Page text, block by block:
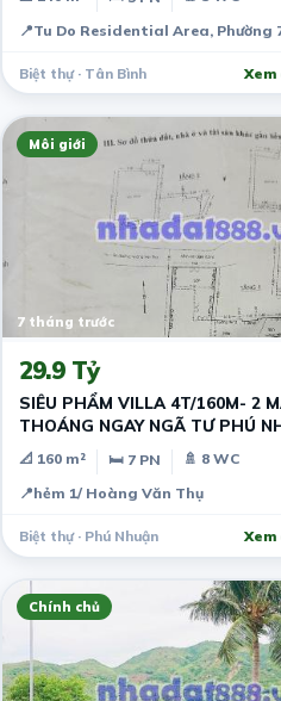
📍Tu Do Residential Area, Phường
Biệt thự · Tân Bình
Môi giới
7 tháng trước
29.9 Tỷ
SIÊU PHẨM VILLA 4T/160M- 2
THOÁNG NGAY NGÃ TƯ PHÚ
GẦN SÂN BAY TSN
📐 160 m² 🛏 7 PN
🚿 8 WC
📍hẻm 1/ Hoàng Văn Thụ
Biệt thự · Phú Nhuận
Chính chủ